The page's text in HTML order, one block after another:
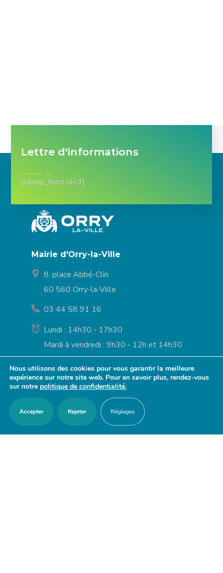
Lettre d'informations
[sibwp_form id=3]
Mairie d'Orry-la-Ville
8, place Abbé-Clin
60 560 Orry-la-Ville
03 44 58 91 16
Lundi : 14h30 - 17h30
Mardi à vendredi : 9h30 - 12h et 14h30
- 17h30
Samedi : 9h30 - 12h
Nous utilisons des cookies pour vous garantir la meilleure
expérience sur notre site web. Pour en savoir plus, rendez-vous
sur notre politique de confidentialité.
Accepter Rejeter Réglages